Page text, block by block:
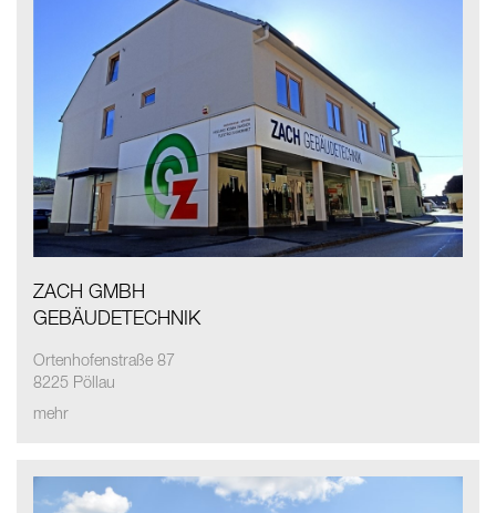
ZACH GMBH
GEBÄUDETECHNIK
Ortenhofenstraße 87
8225 Pöllau
mehr